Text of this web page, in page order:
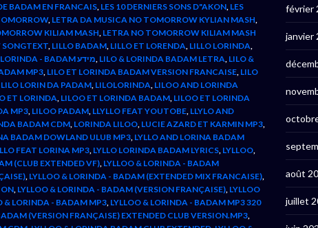
BADAM EN FRANCAIS, LES 10 DERNIERS SONS D"AKON, LES
, LETRA DA MUSICA NO TOMORROW KYLIAN MASH,
KILIAM MASH, LETRA NO TOMORROW KILIAM MASH
SONGTEXT, LILLO BADAM, LILLO ET LORENDA, LILLO LORINDA,
LILO & LORINDA - BADAM מידע, LILO & LORINDA BADAM LETRA, LILO &
MP3, LILO ET LORINDA BADAM VERSION FRANCAISE, LILO
LILO LORIN DA PADAM, LILOLORINDA, LILOO AND LORINDA
ET LORINDA, LILOO ET LORINDA BADAM, LILOO ET LORINDA
MP3, LILOO PADAM, LLYLLO FEAT YOUTOBE, LLYLO AND
BADAM CDM, LORINDA LILOO, LUCIE AZARD ET KARMIN MP3,
BADAM DOWLAND ULUB MP3, LYLLO AND LORINA BADAM
FEAT LORINA MP3, LYLLO LORINDA BADAM LYRICS, LYLLOO,
(CLUB EXTENDED VF), LYLLOO & LORINDA - BADAM
, LYLLOO & LORINDA - BADAM (EXTENDED MIX FRANCAISE),
, LYLLOO & LORINDA - BADAM (VERSION FRANÇAISE), LYLLOO
& LORINDA - BADAM MP3, LYLLOO & LORINDA - BADAM MP3 320
(VERSION FRANÇAISE) EXTENDED CLUB VERSION.MP3,
février
janvier
août
juillet